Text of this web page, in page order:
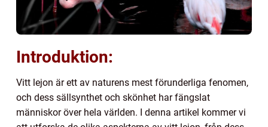
Introduktion:
Vitt lejon är ett av naturens mest förunderliga fenomen,
och dess sällsynthet och skönhet har fängslat
människor över hela världen. I denna artikel kommer vi